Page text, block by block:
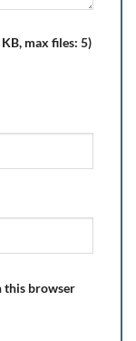
max files: 5)
this browser